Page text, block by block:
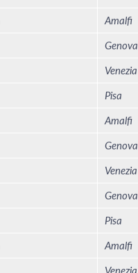
Amalfi
Genova
Venezia
Pisa
Amalfi
Genova
Venezia
Genova
Pisa
Amalfi
Venezia